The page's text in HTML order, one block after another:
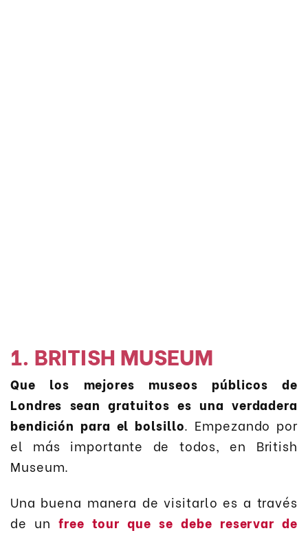
1. BRITISH MUSEUM
Que los mejores museos públicos de
Londres sean gratuitos es una verdadera
bendición para el bolsillo. Empezando por
el más importante de todos, en British
Museum.
Una buena manera de visitarlo es a través
de un free tour que se debe reservar de